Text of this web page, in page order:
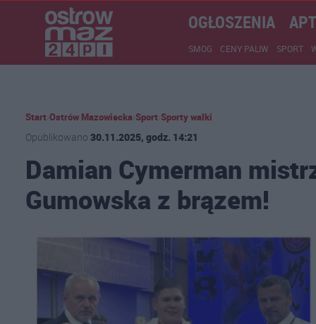
OGŁOSZENIA
SMOG CENY PALIW SPORT
Start Ostrów Mazowiecka Sport Sporty walki
Opublikowano 30.11.2025, godz. 14:21
Damian Cymerman
Gumowska z brązem!